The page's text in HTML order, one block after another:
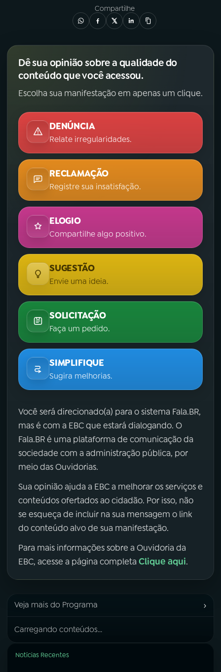
Compartilhe
Dê sua opinião sobre a qualidade do
conteúdo que você acessou.
Escolha sua manifestação em apenas um clique.
DENÚNCIA
Relate irregularidades.
RECLAMAÇÃO
Registre sua insatisfação.
ELOGIO
Compartilhe algo positivo.
SUGESTÃO
Envie uma ideia.
SOLICITAÇÃO
Faça um pedido.
SIMPLIFIQUE
Sugira melhorias.
Você será direcionado(a) para o sistema Fala.BR,
mas é com a EBC que estará dialogando. O
Fala.BR é uma plataforma de comunicação da
sociedade com a administração pública, por
meio das Ouvidorias.
Sua opinião ajuda a EBC a melhorar os serviços e
conteúdos ofertados ao cidadão. Por isso, não
se esqueça de incluir na sua mensagem o link
do conteúdo alvo de sua manifestação.
Para mais informações sobre a Ouvidoria da
EBC, acesse a página completa Clique aqui.
Veja mais do Programa ›
Carregando conteúdos...
Notícias Recentes